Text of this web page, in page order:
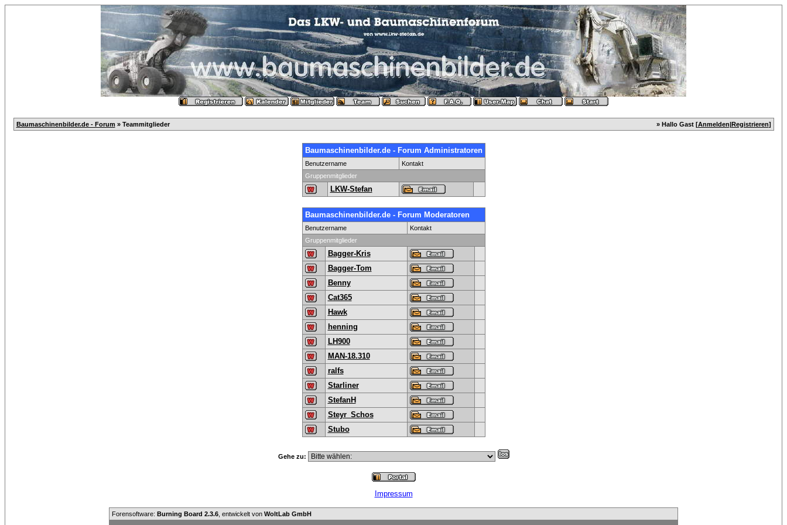
Baumaschinenbilder.de - Forum » Teammitglieder » Hallo Gast [Anmelden|Registrieren]
Baumaschinenbilder.de - Forum Administratoren
Benutzername
Kontakt
Gruppenmitglieder
LKW-Stefan
Baumaschinenbilder.de - Forum Moderatoren
Benutzername
Kontakt
Gruppenmitglieder
Bagger-Kris
Bagger-Tom
Benny
Cat365
Hawk
henning
LH900
MAN-18.310
ralfs
Starliner
StefanH
Steyr_Schos
Stubo
Gehe zu:
Impressum
Forensoftware: Burning Board 2.3.6 , entwickelt von WoltLab GmbH